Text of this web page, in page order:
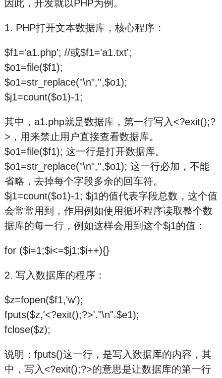
因此，开发就以PHP为例。
1. PHP打开文本数据库，核心程序：
$f1='a1.php'; //或$f1='a1.txt';
$o1=file($f1);
$o1=str_replace("\n",'',$o1);
$j1=count($o1)-1;
其中，a1.php就是数据库，第一行写入<?exit();?
>，用来禁止用户直接查看数据库。
$o1=file($f1); 这一行是打开数据库。
$o1=str_replace("\n",'',$o1); 这一行必加，不能
省略，去掉每个字段多余的回车符。
$j1=count($o1)-1; $j1的值代表字段总数，这个值
会常常用到，作用例如使用循环程序读取整个数
据库的每一行，例如这样会用到这个$j1的值：
for ($i=1;$i<=$j1;$i++){}
2. 写入数据库的程序：
$z=fopen($f1,'w');
fputs($z,'<?exit();?>'."\n".$e1);
fclose($z);
说明：fputs()这一行，是写入数据库的内容，其
中，写入<?exit();?>的意思是让数据库的第一行